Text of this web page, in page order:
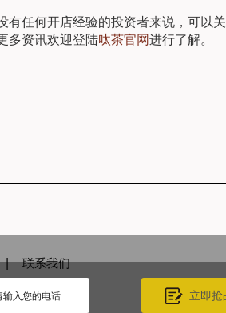
任何开店经验的投资者来说，可以关
多资讯欢迎登陆呔茶官网进行了解。
| 联系我们